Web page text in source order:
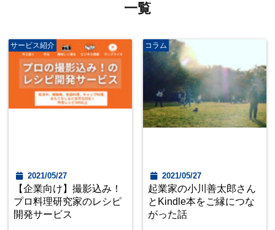
一覧
サービス紹介
2021/05/27
【企業向け】撮影込み！
プロ料理研究家のレシピ
開発サービス
コラム
2021/05/27
起業家の小川善太郎さん
とKindle本をご縁につな
がった話